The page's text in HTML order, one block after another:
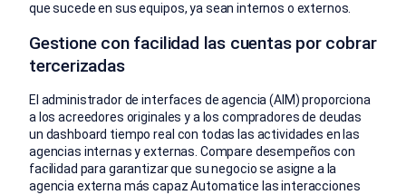
que sucede en sus equipos, ya sean internos o externos.
Gestione con facilidad las cuentas por cobrar
tercerizadas
El administrador de interfaces de agencia (AIM) proporciona
a los acreedores originales y a los compradores de deudas
un dashboard tiempo real con todas las actividades en las
agencias internas y externas. Compare desempeños con
facilidad para garantizar que su negocio se asigne a la
agencia externa más capaz Automatice las interacciones